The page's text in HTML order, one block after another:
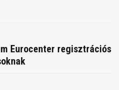
Eurocenter regisztrációs